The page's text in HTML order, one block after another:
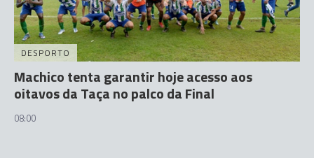
DESPORTO
Machico tenta garantir hoje acesso aos
oitavos da Taça no palco da Final
08:00